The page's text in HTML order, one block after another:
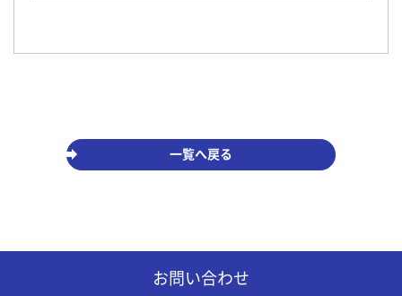
一覧へ戻る
お問い合わせ